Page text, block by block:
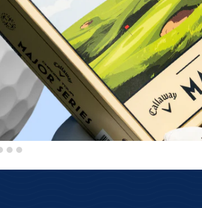
100 Tage kostenlose Rückgabe
Einfach & kostenlos über das GLS